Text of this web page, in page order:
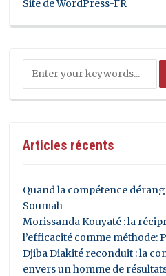
Site de WordPress-FR
Articles récents
Quand la compétence
Soumah
Morissanda Kouyaté : la
l’efficacité comme méthode:
Djiba Diakité reconduit : la
envers un homme de